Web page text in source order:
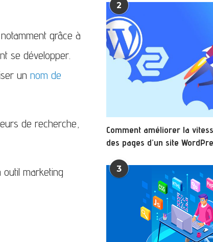
grâce à
se développer.
un nom de
de recherche,
marketing
2
Comment améliorer la
des pages d’un site
3